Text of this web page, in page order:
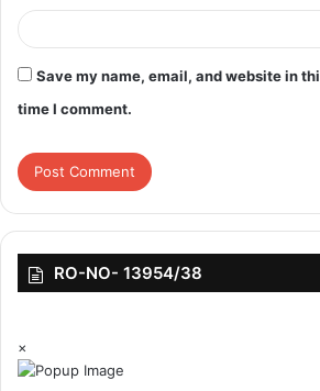
Save my name, email, and website in
time I comment.
RO-NO- 13954/38
×